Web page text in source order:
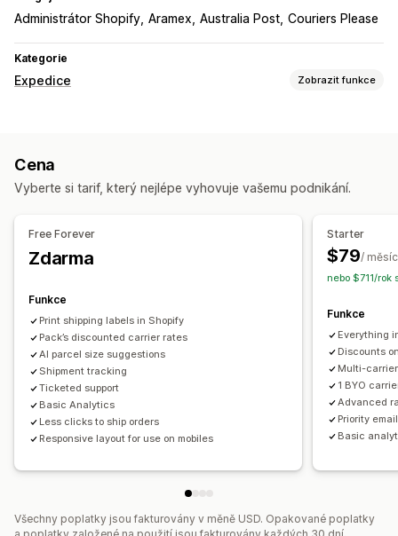
Administrátor Shopify Aramex Australia Post Couriers Please
Kategorie
Expedice Zobrazit funkce
Vychystávací seznamy
Sazby za dopravu
Sledování v reálném čase
Analytika přepravy
Cena
Vyberte si tarif, který nejlépe vyhovuje vašemu podnikání.
Free Forever
Zdarma
Funkce
Print shipping labels in Shopify
Pack’s discounted carrier rates
AI parcel size suggestions
Shipment tracking
Ticketed support
Basic Analytics
Less clicks to ship orders
Responsive layout for use on mobiles
Starter
$79/ měsíc
nebo $711/rok
Funkce
Everything
Discounts
Multi-
1 BYO
Advanced
Priority
Basic
Všechny poplatky jsou fakturovány v měně USD. Opakované poplatky